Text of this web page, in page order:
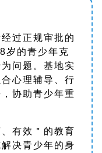
过正规审批的
岁的青少年克
问题。基地实
心理辅导、行
协助青少年重
有效＂的教育
决青少年的身